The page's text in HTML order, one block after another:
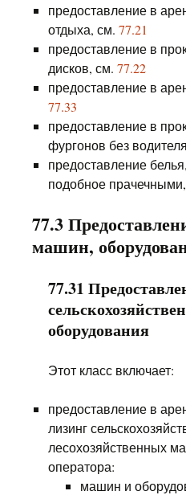
предоставление в
отдыха, см. 77.21
предоставление в
дисков, см. 77.22
предоставление в
77.33
предоставление в
фургонов без
предоставление
подобное
77.3
машин,
77.31
оборудования
Этот класс включает:
предоставление в
лизинг
лесохозяйственных
оператора:
машин и